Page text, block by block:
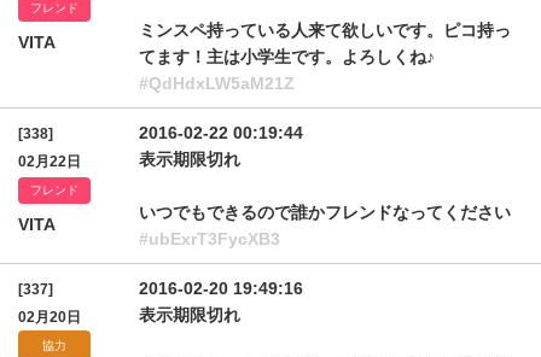
フレンド
VITA
ミンスペ持っている人来て欲しいです。ピコ持っ
てます！主は小学生です。よろしくね♪
#QdHdxLW5aM21Z
[338]
02月22日
フレンド
VITA
2016-02-22 00:19:44
表示期限切れ
いつでもできるので誰かフレンドなってください
#ubExrT3FycXB3
[337]
02月20日
協力
2016-02-20 19:49:16
表示期限切れ